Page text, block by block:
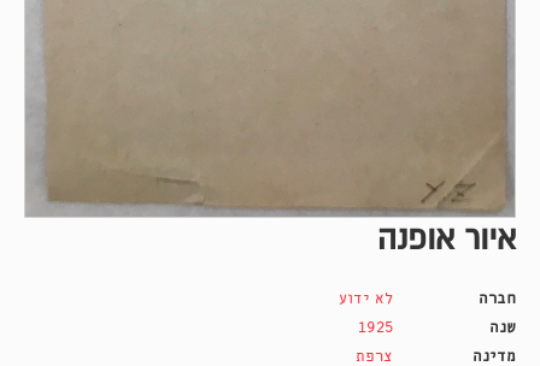
איור אופנה
חברה
לא ידוע
שנה
1925
מדינה
צרפת